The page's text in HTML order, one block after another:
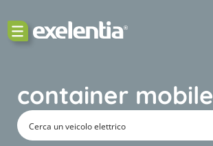
container mobile